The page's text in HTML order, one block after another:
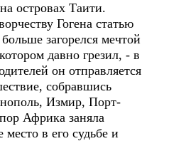
островах Таити.
Гогена статью
загорелся мечтой
давно грезил, - в
он отправляется
собравшись
Измир, Порт-
Африка заняла
в его судьбе и